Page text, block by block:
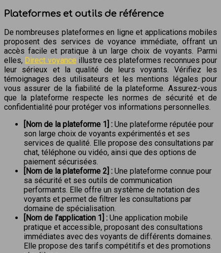
Plateformes et outils de référence
De nombreuses plateformes en ligne et applications mobiles
proposent des services de voyance immédiate, offrant un
accès facile et pratique à un large choix de voyants. Parmi
elles, Direct voyance illustre ces plateformes reconnues pour
leur sérieux et la qualité de leurs voyants. Vérifiez les
témoignages des utilisateurs et les mentions légales pour
vous assurer de la fiabilité de la plateforme. Assurez-vous
que la plateforme respecte les normes de sécurité et de
confidentialité pour protéger vos informations personnelles.
[Nom de la plateforme 1] : Une plateforme réputée pour
son large choix de voyants expérimentés et ses
services de qualité. Elle propose des consultations par
chat, téléphone ou vidéo, ainsi que des options de
paiement sécurisées.
[Nom de la plateforme 2] : Une plateforme connue pour
sa sécurité et ses outils de communication
performants. Elle offre un système de notation des
voyants et permet de filtrer les consultations par
domaine de spécialisation.
[Nom de l’application 1] : Une application mobile
pratique et accessible, proposant des consultations
immédiates avec des voyants de différents domaines.
Elle propose des tarifs compétitifs et des promotions